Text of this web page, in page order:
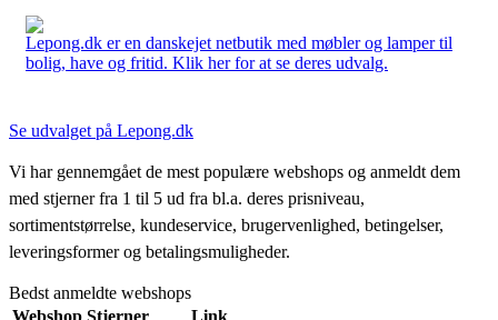
Lepong.dk er en danskejet netbutik med møbler og lamper til
bolig, have og fritid. Klik her for at se deres udvalg.
Se udvalget på Lepong.dk
Vi har gennemgået de mest populære webshops og anmeldt dem
med stjerner fra 1 til 5 ud fra bl.a. deres prisniveau,
sortimentstørrelse, kundeservice, brugervenlighed, betingelser,
leveringsformer og betalingsmuligheder.
Bedst anmeldte webshops
Webshop Stjerner Link